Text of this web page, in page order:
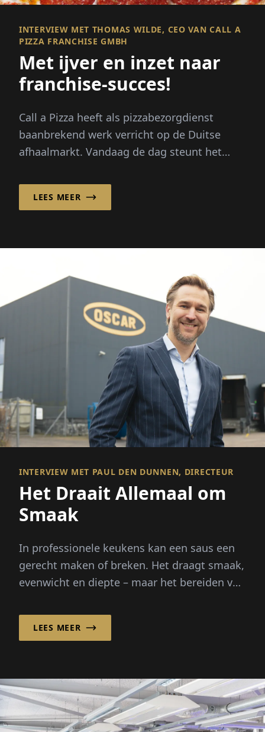
INTERVIEW MET THOMAS WILDE, CEO VAN CALL A
PIZZA FRANCHISE GMBH
Met ijver en inzet naar
franchise-succes!
Call a Pizza heeft als pizzabezorgdienst
baanbrekend werk verricht op de Duitse
afhaalmarkt. Vandaag de dag steunt het
LEES MEER
INTERVIEW MET PAUL DEN DUNNEN, DIRECTEUR
Het Draait Allemaal om
Smaak
In professionele keukens kan een saus een
gerecht maken of breken. Het draagt smaak,
evenwicht en diepte – maar het bereiden van
LEES MEER